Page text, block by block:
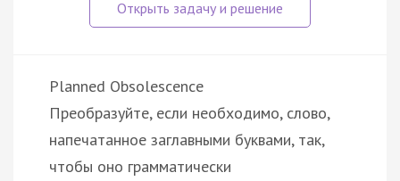
Planned Obsolescence
Преобразуйте, если необходимо, слово,
напечатанное заглавными буквами, так,
чтобы оно грамматически